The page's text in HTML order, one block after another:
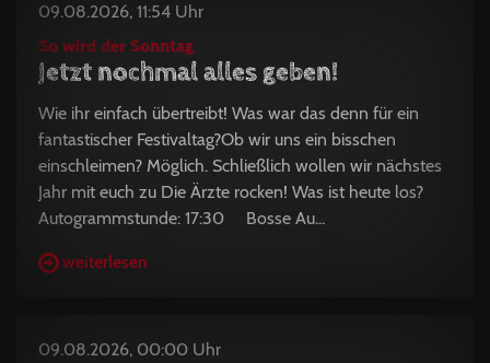
09.08.2026, 11:54 Uhr
So wird der Sonntag
Jetzt nochmal alles geben!
Wie ihr einfach übertreibt! Was war das denn für ein
fantastischer Festivaltag?Ob wir uns ein bisschen
einschleimen? Möglich. Schließlich wollen wir nächstes
Jahr mit euch zu Die Ärzte rocken! Was ist heute los?
Autogrammstunde: 17:30 Bosse Au...
weiterlesen
09.08.2026, 00:00 Uhr